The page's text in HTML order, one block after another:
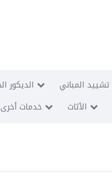
الديكور تشييد المباني
خدمات أخرى الأثاث